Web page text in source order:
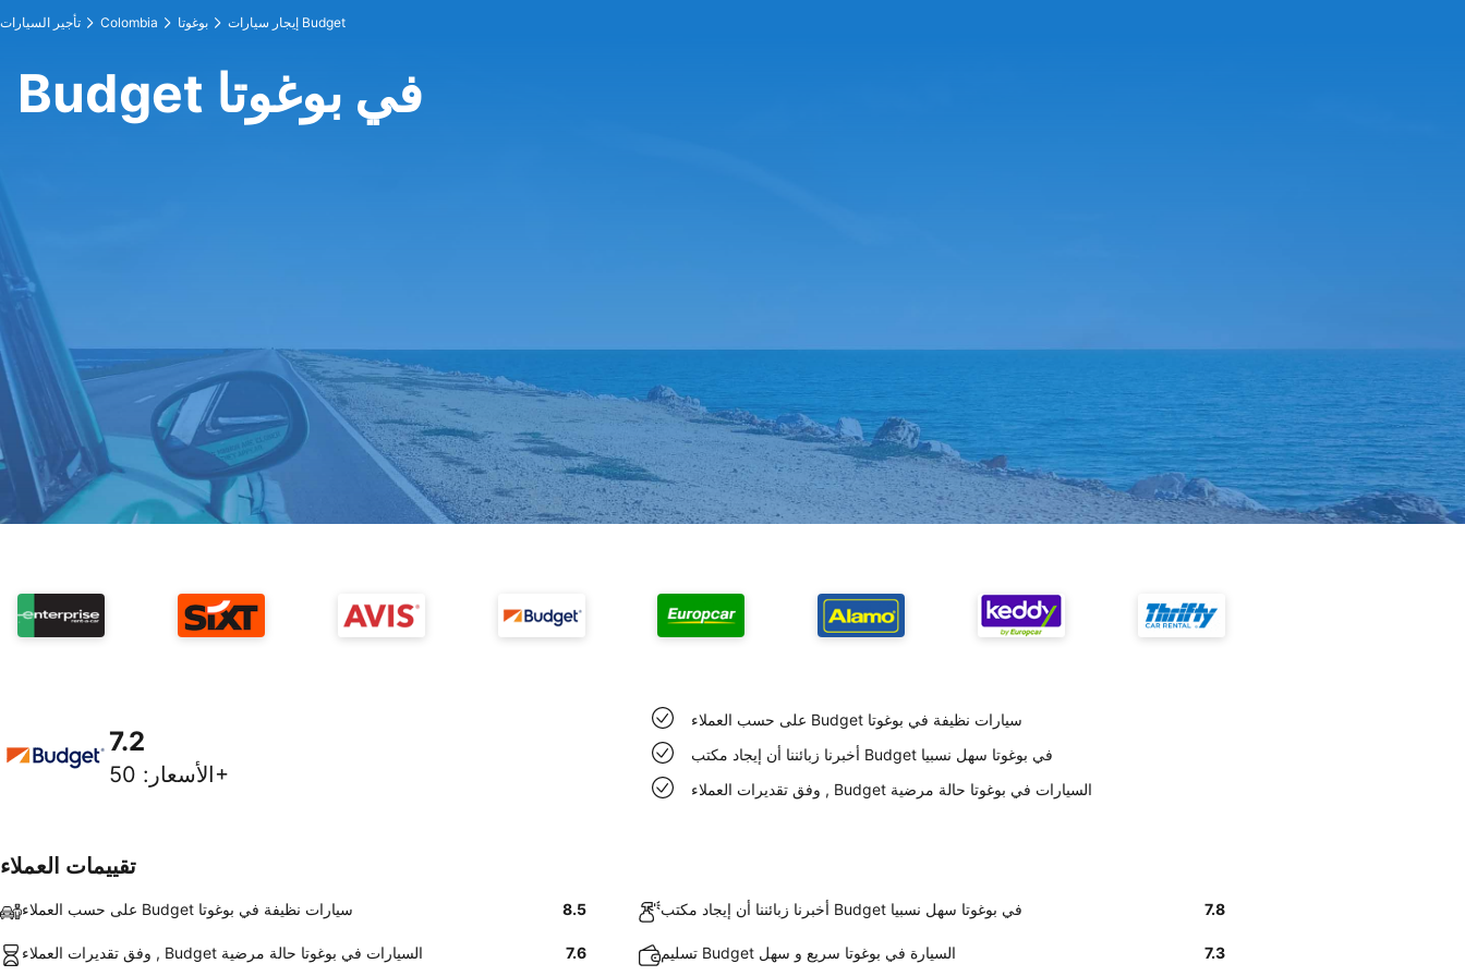
تأجير السيارات Colombia بوغوتا إيجار سيارات Budget
Budget في بوغوتا
7.2
الأسعار : 50+
على حسب العملاء Budget سيارات نظيفة في بوغوتا
أخبرنا زبائننا أن إيجاد مكتب Budget في بوغوتا سهل نسبيا
وفق تقديرات العملاء , Budget السيارات في بوغوتا حالة مرضية
تقييمات العملاء
على حسب العملاء Budget سيارات نظيفة في بوغوتا 8.5 أخبرنا زبائننا أن إيجاد مكتب Budget في بوغوتا سهل نسبيا 7.8
وفق تقديرات العملاء , Budget السيارات في بوغوتا حالة مرضية 7.6 تسليم Budget السيارة في بوغوتا سريع و سهل 7.3